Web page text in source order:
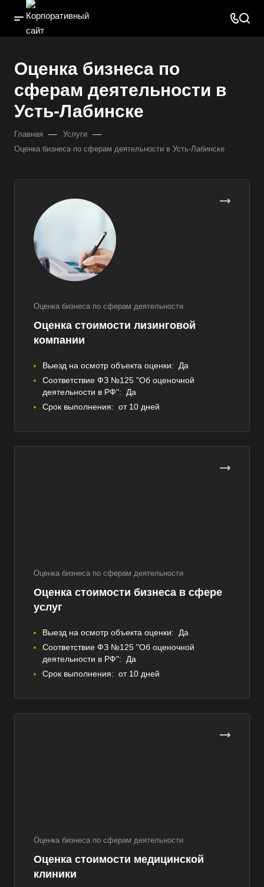
Оценка бизнеса по
сферам деятельности в
Усть-Лабинске
Главная — Услуги —
Оценка бизнеса по сферам деятельности в Усть-Лабинске
Оценка бизнеса по сферам деятельности
Оценка стоимости лизинговой
компании
Выезд на осмотр объекта оценки:
Да
Соответствие ФЗ №125 "Об оценочной
деятельности в РФ":
Да
Срок выполнения: от 10 дней
Оценка бизнеса по сферам деятельности
Оценка стоимости бизнеса в сфере
услуг
Выезд на осмотр объекта оценки:
Да
Соответствие ФЗ №125 "Об оценочной
деятельности в РФ":
Да
Срок выполнения: от 10 дней
Оценка бизнеса по сферам деятельности
Оценка стоимости медицинской
клиники